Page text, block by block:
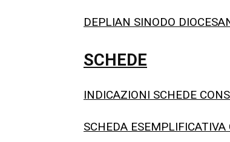
DEPLIAN SINODO
SCHEDE
INDICAZIONI SCHEDE
SCHEDA ESEMPLIFICATIVA